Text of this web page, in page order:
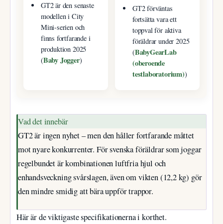
GT2 är den senaste
modellen i City
Mini-serien och
finns fortfarande i
produktion 2025
(Baby Jogger)
GT2 förväntas
fortsätta vara ett
toppval för aktiva
föräldrar under 2025
(BabyGearLab
(oberoende
testlaboratorium))
Vad det innebär
GT2 är ingen nyhet – men den håller fortfarande måttet
mot nyare konkurrenter. För svenska föräldrar som joggar
regelbundet är kombinationen luftfria hjul och
enhandsveckning svårslagen, även om vikten (12,2 kg) gör
den mindre smidig att bära uppför trappor.
Här är de viktigaste specifikationerna i korthet.